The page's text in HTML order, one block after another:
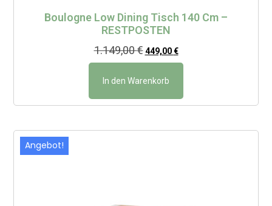
Boulogne Low Dining Tisch 140 Cm –
RESTPOSTEN
1.149,00€ 449,00€
In den Warenkorb
Angebot!